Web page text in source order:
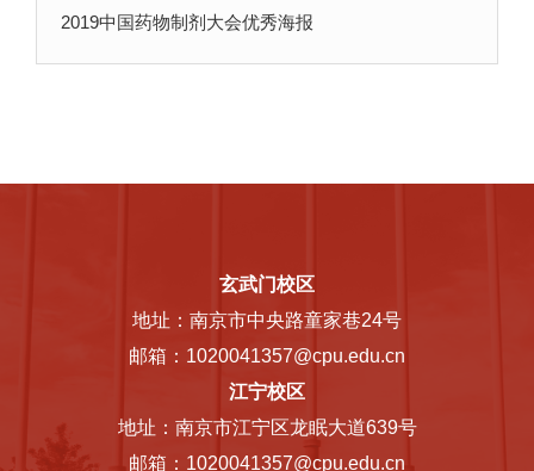
2019中国药物制剂大会优秀海报
玄武门校区
地址：南京市中央路童家巷24号
邮箱：1020041357@cpu.edu.cn
江宁校区
地址：南京市江宁区龙眠大道639号
邮箱：1020041357@cpu.edu.cn